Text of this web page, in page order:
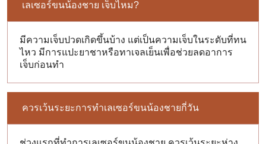
เลเซอร์ขนน้องชาย เจ็บไหม?
มีความเจ็บปวดเกิดขึ้นบ้าง แต่เป็นความเจ็บในระดับที่ทน
ไหว มีการแปะยาชาหรือทาเจลเย็นเพื่อช่วยลดอาการ
เจ็บก่อนทำ
ควรเว้นระยะการทำเลเซอร์ขนน้องชายกี่วัน